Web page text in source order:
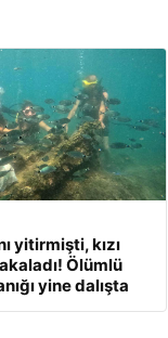
yitirmişti, kızı
Ölümlü
yine dalışta